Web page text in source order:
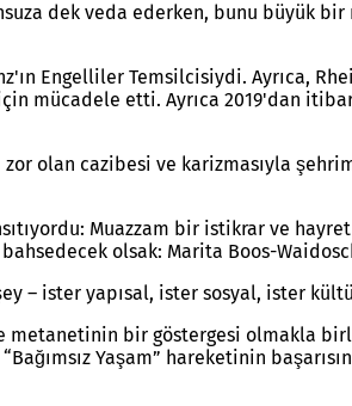
dek veda ederken, bunu büyük
Engelliler Temsilcisiydi. Ayrıca,
mücadele etti. Ayrıca 2019'dan
olan cazibesi ve karizmasıyla
Muazzam bir istikrar ve
olsak: Marita Boos-
– ister yapısal, ister sosyal, ister
bir göstergesi olmakla
Yaşam” hareketinin